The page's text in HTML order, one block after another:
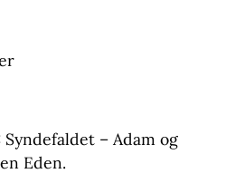
Syndefaldet – Adam og
Eden.